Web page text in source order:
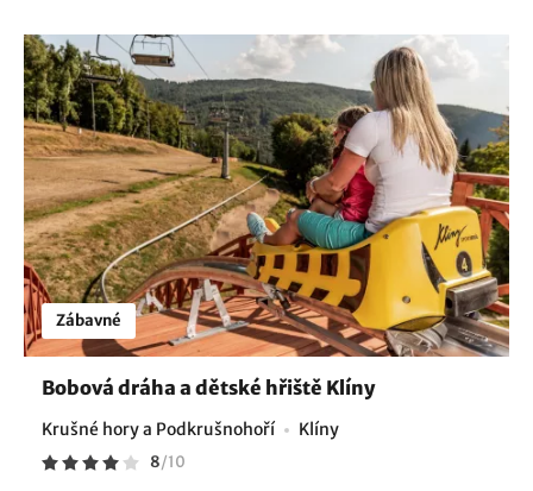
Zábavné
Bobová dráha a dětské hřiště Klíny
Krušné hory a Podkrušnohoří Klíny
8/10